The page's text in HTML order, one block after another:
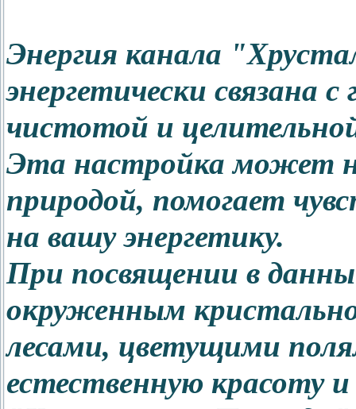
Энергия канала
энергетически связана
чистотой и
Эта настройка может
природой, помогает
на вашу энергетику.
При посвящении в
окруженным
лесами, цветущими
естественную красоту